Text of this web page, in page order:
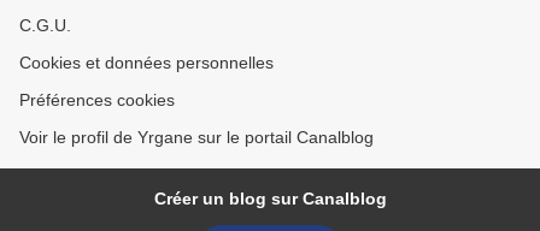
C.G.U.
Cookies et données personnelles
Préférences cookies
Voir le profil de Yrgane sur le portail Canalblog
Créer un blog sur Canalblog